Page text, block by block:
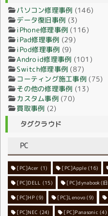
パソコン修理事例 (146)
データ復旧事例 (3)
iPhone修理事例 (116)
iPad修理事例 (29)
iPod修理事例 (9)
Android修理事例 (101)
Switch修理事例 (87)
コーティング施工事例 (75)
その他の修理事例 (13)
カスタム事例(70)
買取事例 (2)
タグクラウド
PC
[PC]Acer (1) [PC]Apple(16)
[PC]DELL (15) [PC]dynabook(
[PC]HP(9) [PC]Lenovo(9)
[PC]NEC (24) [PC]Panasonic (4)